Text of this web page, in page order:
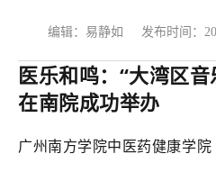
编辑：易静如 发布时间：
医乐和鸣：“大湾区
在南院成功举办
广州南方学院中医药健康学院